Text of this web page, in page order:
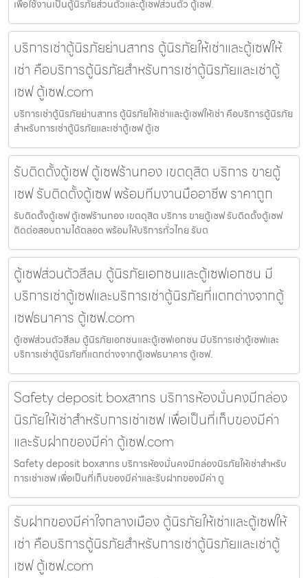
เพื่อใช้งานเป็นตู้นิรภัยส่วนตัวและตู้เซฟส่วนตัว ตู้เซฟ.
บริการเช่าตู้นิรภัยย่านสาทร ตู้นิรภัยให้เช่าและตู้เซฟให้
เช่า คือบริการตู้นิรภัยสำหรับการเช่าตู้นิรภัยและเช่าตู้
เซฟ ตู้เซฟ.com
บริการเช่าตู้นิรภัยย่านสาทร ตู้นิรภัยให้เช่าและตู้เซฟให้เช่า คือบริการตู้นิรภัย
สำหรับการเช่าตู้นิรภัยและเช่าตู้เซฟ ตู้เซ
รับติดตั้งตู้เซฟ ตู้เซฟร้านทอง เขตดุสิต บริการ ขายตู้
เซฟ รับติดตั้งตู้เซฟ พร้อมทีมงานมืออาชีพ ราคาถูก
รับติดตั้งตู้เซฟ ตู้เซฟร้านทอง เขตดุสิต บริการ ขายตู้เซฟ รับติดตั้งตู้เซฟ
ติดต่อสอบถามได้ตลอด พร้อมให้บริการทั่วไทย รับต
ตู้เซฟส่วนตัวสีลม ตู้นิรภัยเอกชนและตู้เซฟเอกชน มี
บริการเช่าตู้เซฟและบริการเช่าตู้นิรภัยที่แตกต่างจากตู้
เซฟธนาคาร ตู้เซฟ.com
ตู้เซฟส่วนตัวสีลม ตู้นิรภัยเอกชนและตู้เซฟเอกชน มีบริการเช่าตู้เซฟและ
บริการเช่าตู้นิรภัยที่แตกต่างจากตู้เซฟธนาคาร ตู้เซฟ.
Safety deposit boxสาทร บริการห้องมั่นคงมีกล่อง
นิรภัยให้เช่าสำหรับการเช่าเซฟ เพื่อเป็นที่เก็บของมีค่า
และรับฝากของมีค่า ตู้เซฟ.com
Safety deposit boxสาทร บริการห้องมั่นคงมีกล่องนิรภัยให้เช่าสำหรับ
การเช่าเซฟ เพื่อเป็นที่เก็บของมีค่าและรับฝากของมีค่า ตู
รับฝากของมีค่าใจกลางเมือง ตู้นิรภัยให้เช่าและตู้เซฟให้
เช่า คือบริการตู้นิรภัยสำหรับการเช่าตู้นิรภัยและเช่าตู้
เซฟ ตู้เซฟ.com